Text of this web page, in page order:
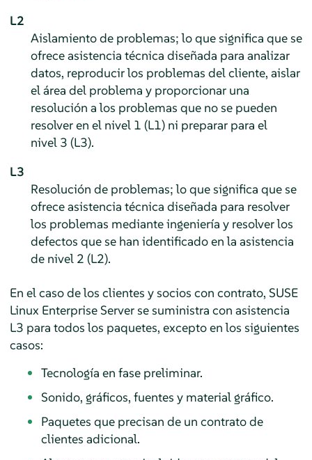
L2
Aislamiento de problemas; lo que significa que se
ofrece asistencia técnica diseñada para analizar
datos, reproducir los problemas del cliente, aislar
el área del problema y proporcionar una
resolución a los problemas que no se pueden
resolver en el nivel 1 (L1) ni preparar para el
nivel 3 (L3).
L3
Resolución de problemas; lo que significa que se
ofrece asistencia técnica diseñada para resolver
los problemas mediante ingeniería y resolver los
defectos que se han identificado en la asistencia
de nivel 2 (L2).
En el caso de los clientes y socios con contrato, SUSE
Linux Enterprise Serverse suministra con asistencia
L3 para todos los paquetes, excepto en los siguientes
casos:
Tecnología en fase preliminar.
Sonido, gráficos, fuentes y material gráfico.
Paquetes que precisan de un contrato de
clientes adicional.